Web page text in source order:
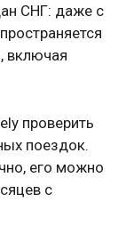
СНГ: даже с
включая
проверить
поездок.
его можно
с